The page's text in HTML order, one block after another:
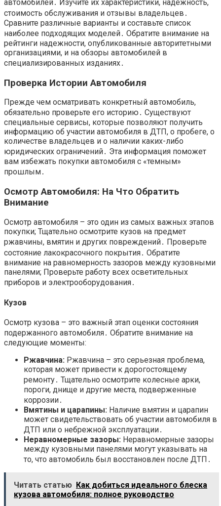
автомобилей․ Изучите их характеристики, надежность,
стоимость обслуживания и отзывы владельцев․
Сравните различные варианты и составьте список
наиболее подходящих моделей․ Обратите внимание на
рейтинги надежности, опубликованные авторитетными
организациями, и на обзоры автомобилей в
специализированных изданиях․
Проверка Истории Автомобиля
Прежде чем осматривать конкретный автомобиль,
обязательно проверьте его историю․ Существуют
специальные сервисы, которые позволяют получить
информацию об участии автомобиля в ДТП, о пробеге, о
количестве владельцев и о наличии каких-либо
юридических ограничений․ Эта информация поможет
вам избежать покупки автомобиля с «темным»
прошлым․
Осмотр Автомобиля: На Что Обратить
Внимание
Осмотр автомобиля – это один из самых важных этапов
покупки; Тщательно осмотрите кузов на предмет
ржавчины, вмятин и других повреждений․ Проверьте
состояние лакокрасочного покрытия․ Обратите
внимание на равномерность зазоров между кузовными
панелями; Проверьте работу всех осветительных
приборов и электрооборудования․
Кузов
Осмотр кузова – это важный этап оценки состояния
подержанного автомобиля․ Обратите внимание на
следующие моменты:
Ржавчина: Ржавчина – это серьезная проблема,
которая может привести к дорогостоящему
ремонту․ Тщательно осмотрите колесные арки,
пороги, днище и другие места, подверженные
коррозии․
Вмятины и царапины: Наличие вмятин и царапин
может свидетельствовать об участии автомобиля в
ДТП или о небрежной эксплуатации․
Неравномерные зазоры: Неравномерные зазоры
между кузовными панелями могут указывать на
то, что автомобиль был восстановлен после ДТП․
Читать статью Как добиться идеального блеска
кузова автомобиля: полное руководство